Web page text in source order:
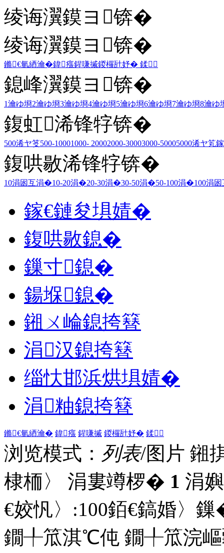
绫诲瀷鏌ヨ锛�
绫诲瀷鏌ヨ锛�
鏅€氫綇瀹�鍏瘬鍟嗛摵鍐欏瓧妤� 鍒
鎴峰瀷鏌ヨ锛�
1瀹ゆ埛2瀹ゆ埛3瀹ゆ埛4瀹ゆ埛5瀹ゆ埛6瀹ゆ埛7瀹ゆ埛8瀹ゆ
鍑虹浠锋牸锛�
500浠ヤ笅500-10001000- 20002000-30003000-50005000浠ヤ笂
鍑哄敭浠锋牸锛�
10涓囦互涓�10-20涓�20-30涓�30-50涓�50-100涓�100涓
鎵€鏈夋埧婧�
鍑哄敭鎴�
鏁寸鎴�
鍚堢鎴�
鎺ㄨ崘鎴挎簮
涓汉鎴挎簮
缁忕邯浜烘埧婧�
涓粙鎴挎簮
鏅€氫綇瀹� 鍏瘬 鍟嗛摵 鍐欏瓧妤� 鍒
浏览模式： 列表/图片 鎺
棣栭〉 涓婁竴椤� 1 涓
€姣忛〉:100銆€鎬婚〉
鐗╀笟淇℃伅 鐗╀笟浣